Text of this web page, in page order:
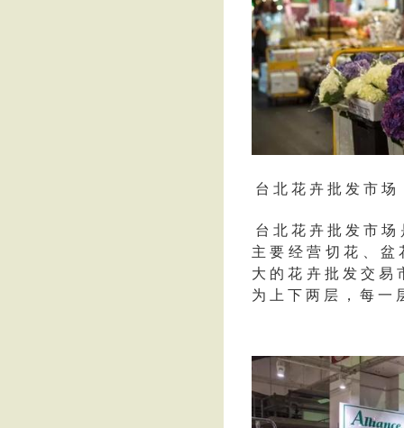
台 北 花 卉 批 发 市 场
台 北 花 卉 批 发 市 场
主 要 经 营 切 花 、 盆
大 的 花 卉 批 发 交 易
为 上 下 两 层 ， 每 一